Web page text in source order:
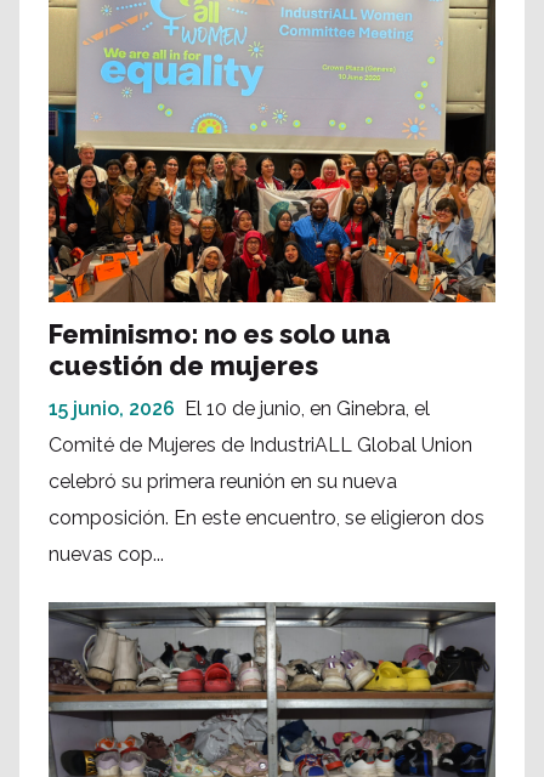
Feminismo: no es solo una
cuestión de mujeres
15 junio, 2026 El 10 de junio, en Ginebra, el
Comité de Mujeres de IndustriALL Global Union
celebró su primera reunión en su nueva
composición. En este encuentro, se eligieron dos
nuevas cop...